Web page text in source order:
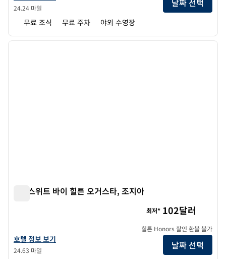
24.24 마일 날짜 선택
무료 조식 무료 주차 야외 수영장
1/12
1/12
다음
홈2 스위트 바이 힐튼 오거스타, 조지아
조지아 주 홈2 스위트 바이 힐튼 오거스타의 호텔 정보 보기
호텔 정보 보기
24.63 마일
최저* 102달러
힐튼 Honors 할인 환불 불가
날짜 선택